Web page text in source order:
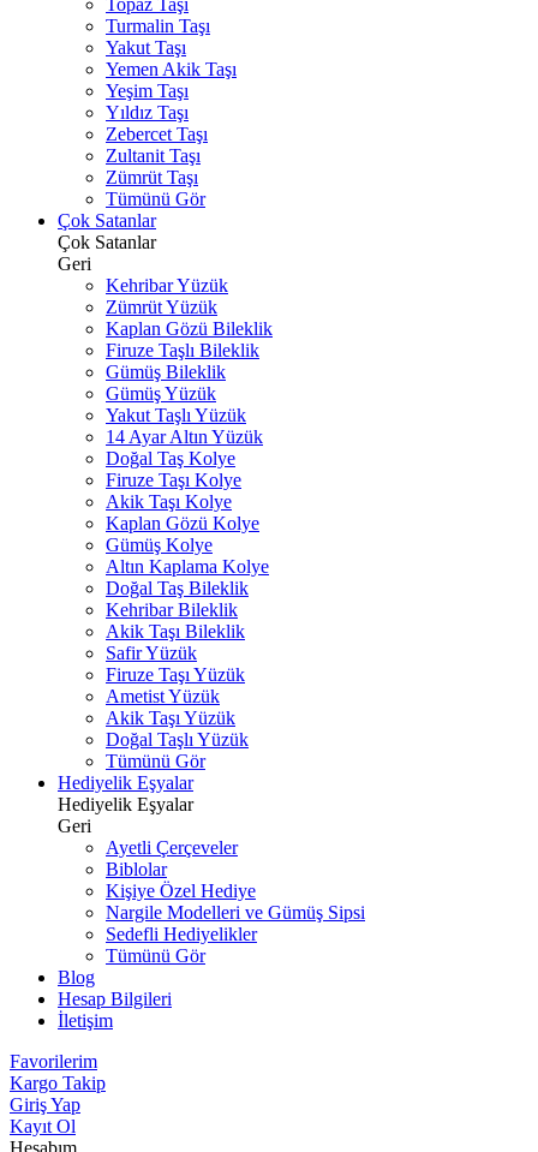
Topaz Taşı
Turmalin Taşı
Yakut Taşı
Yemen Akik Taşı
Yeşim Taşı
Yıldız Taşı
Zebercet Taşı
Zultanit Taşı
Zümrüt Taşı
Tümünü Gör
Çok Satanlar
Çok Satanlar
Geri
Kehribar Yüzük
Zümrüt Yüzük
Kaplan Gözü Bileklik
Firuze Taşlı Bileklik
Gümüş Bileklik
Gümüş Yüzük
Yakut Taşlı Yüzük
14 Ayar Altın Yüzük
Doğal Taş Kolye
Firuze Taşı Kolye
Akik Taşı Kolye
Kaplan Gözü Kolye
Gümüş Kolye
Altın Kaplama Kolye
Doğal Taş Bileklik
Kehribar Bileklik
Akik Taşı Bileklik
Safir Yüzük
Firuze Taşı Yüzük
Ametist Yüzük
Akik Taşı Yüzük
Doğal Taşlı Yüzük
Tümünü Gör
Hediyelik Eşyalar
Hediyelik Eşyalar
Geri
Ayetli Çerçeveler
Biblolar
Kişiye Özel Hediye
Nargile Modelleri ve Gümüş Sipsi
Sedefli Hediyelikler
Tümünü Gör
Blog
Hesap Bilgileri
İletişim
Favorilerim
Kargo Takip
Giriş Yap
Kayıt Ol
Hesabım